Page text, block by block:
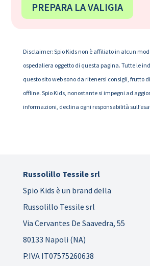
PREPARA LA VALIGIA
Disclaimer: Spio Kids non è affiliato in alcun
ospedaliera oggetto di questa pagina. Tutte le
questo sito web sono da ritenersi consigli, frutto
offline. Spio Kids, nonostante si impegni ad
informazioni, declina ogni responsabilità
Russolillo Tessile srl
Spio Kids è un brand della
Russolillo Tessile srl
Via Cervantes De Saavedra, 55
80133 Napoli (NA)
P.IVA IT07575260638